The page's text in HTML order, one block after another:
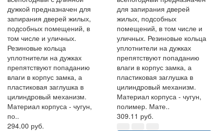
дужкой предназначен для
запирания дверей жилых,
подсобных помещений, в
том числе и уличных.
Резиновые кольца
уплотнители на дужках
препятствуют попаданию
влаги в корпус замка, а
пластиковая заглушка в
цилиндровый механизм.
Материал корпуса - чугун,
по..
294.00 руб.
для запирания дверей
жилых, подсобных
помещений, в том числе и
уличных. Резиновые кольца
уплотнители на дужках
препятствуют попаданию
влаги в корпус замка, а
пластиковая заглушка в
цилиндровый механизм.
Материал корпуса - чугун,
полимер. Мате..
309.11 руб.